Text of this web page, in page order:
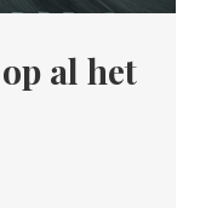
al het